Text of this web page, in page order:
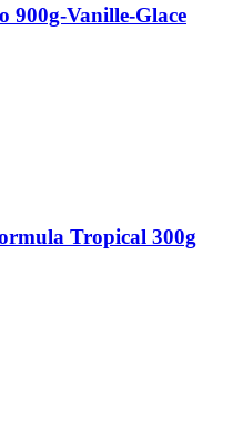
900g-Vanille-Glace
Tropical 300g